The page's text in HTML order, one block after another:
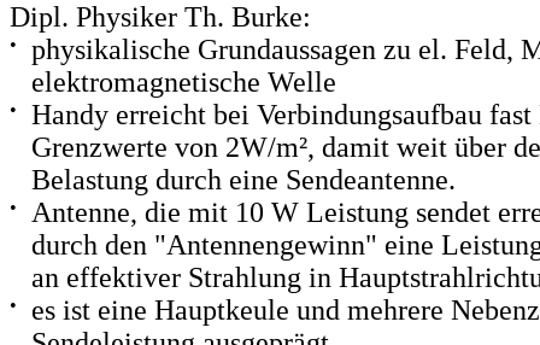
Dipl. Physiker Th. Burke:
•
physikalische Grundaussagen zu el. Feld,
elektromagnetische Welle
•
Handy erreicht bei Verbindungsaufbau
Grenzwerte von 2W/m², damit weit über
Belastung durch eine Sendeantenne.
•
Antenne, die mit 10 W Leistung sendet
durch den "Antennengewinn" eine
an effektiver Strahlung in
•
es ist eine Hauptkeule und mehrere